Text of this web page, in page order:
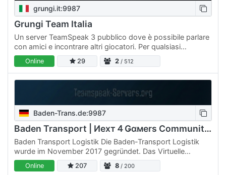
grungi.it:9987
Grungi Team Italia
Un server TeamSpeak 3 pubblico dove è possibile parlare
con amici e incontrare altri giocatori. Per qualsiasi
problema lo staff è sempre a vostra disposizione!
Potete…
Online 29 2 / 512
Baden-Trans.de:9987
Baden Transport | Иeхт４Ǥαмerѕ Community | Public Teamspeak
Baden Transport Logistik Die Baden-Transport Logistik
wurde im November 2017 gegründet. Das Virtuelle
Unternehmen basiert auf dem Euro Truck Simulator 2
Next4Gamers…
Online 207 8 / 200